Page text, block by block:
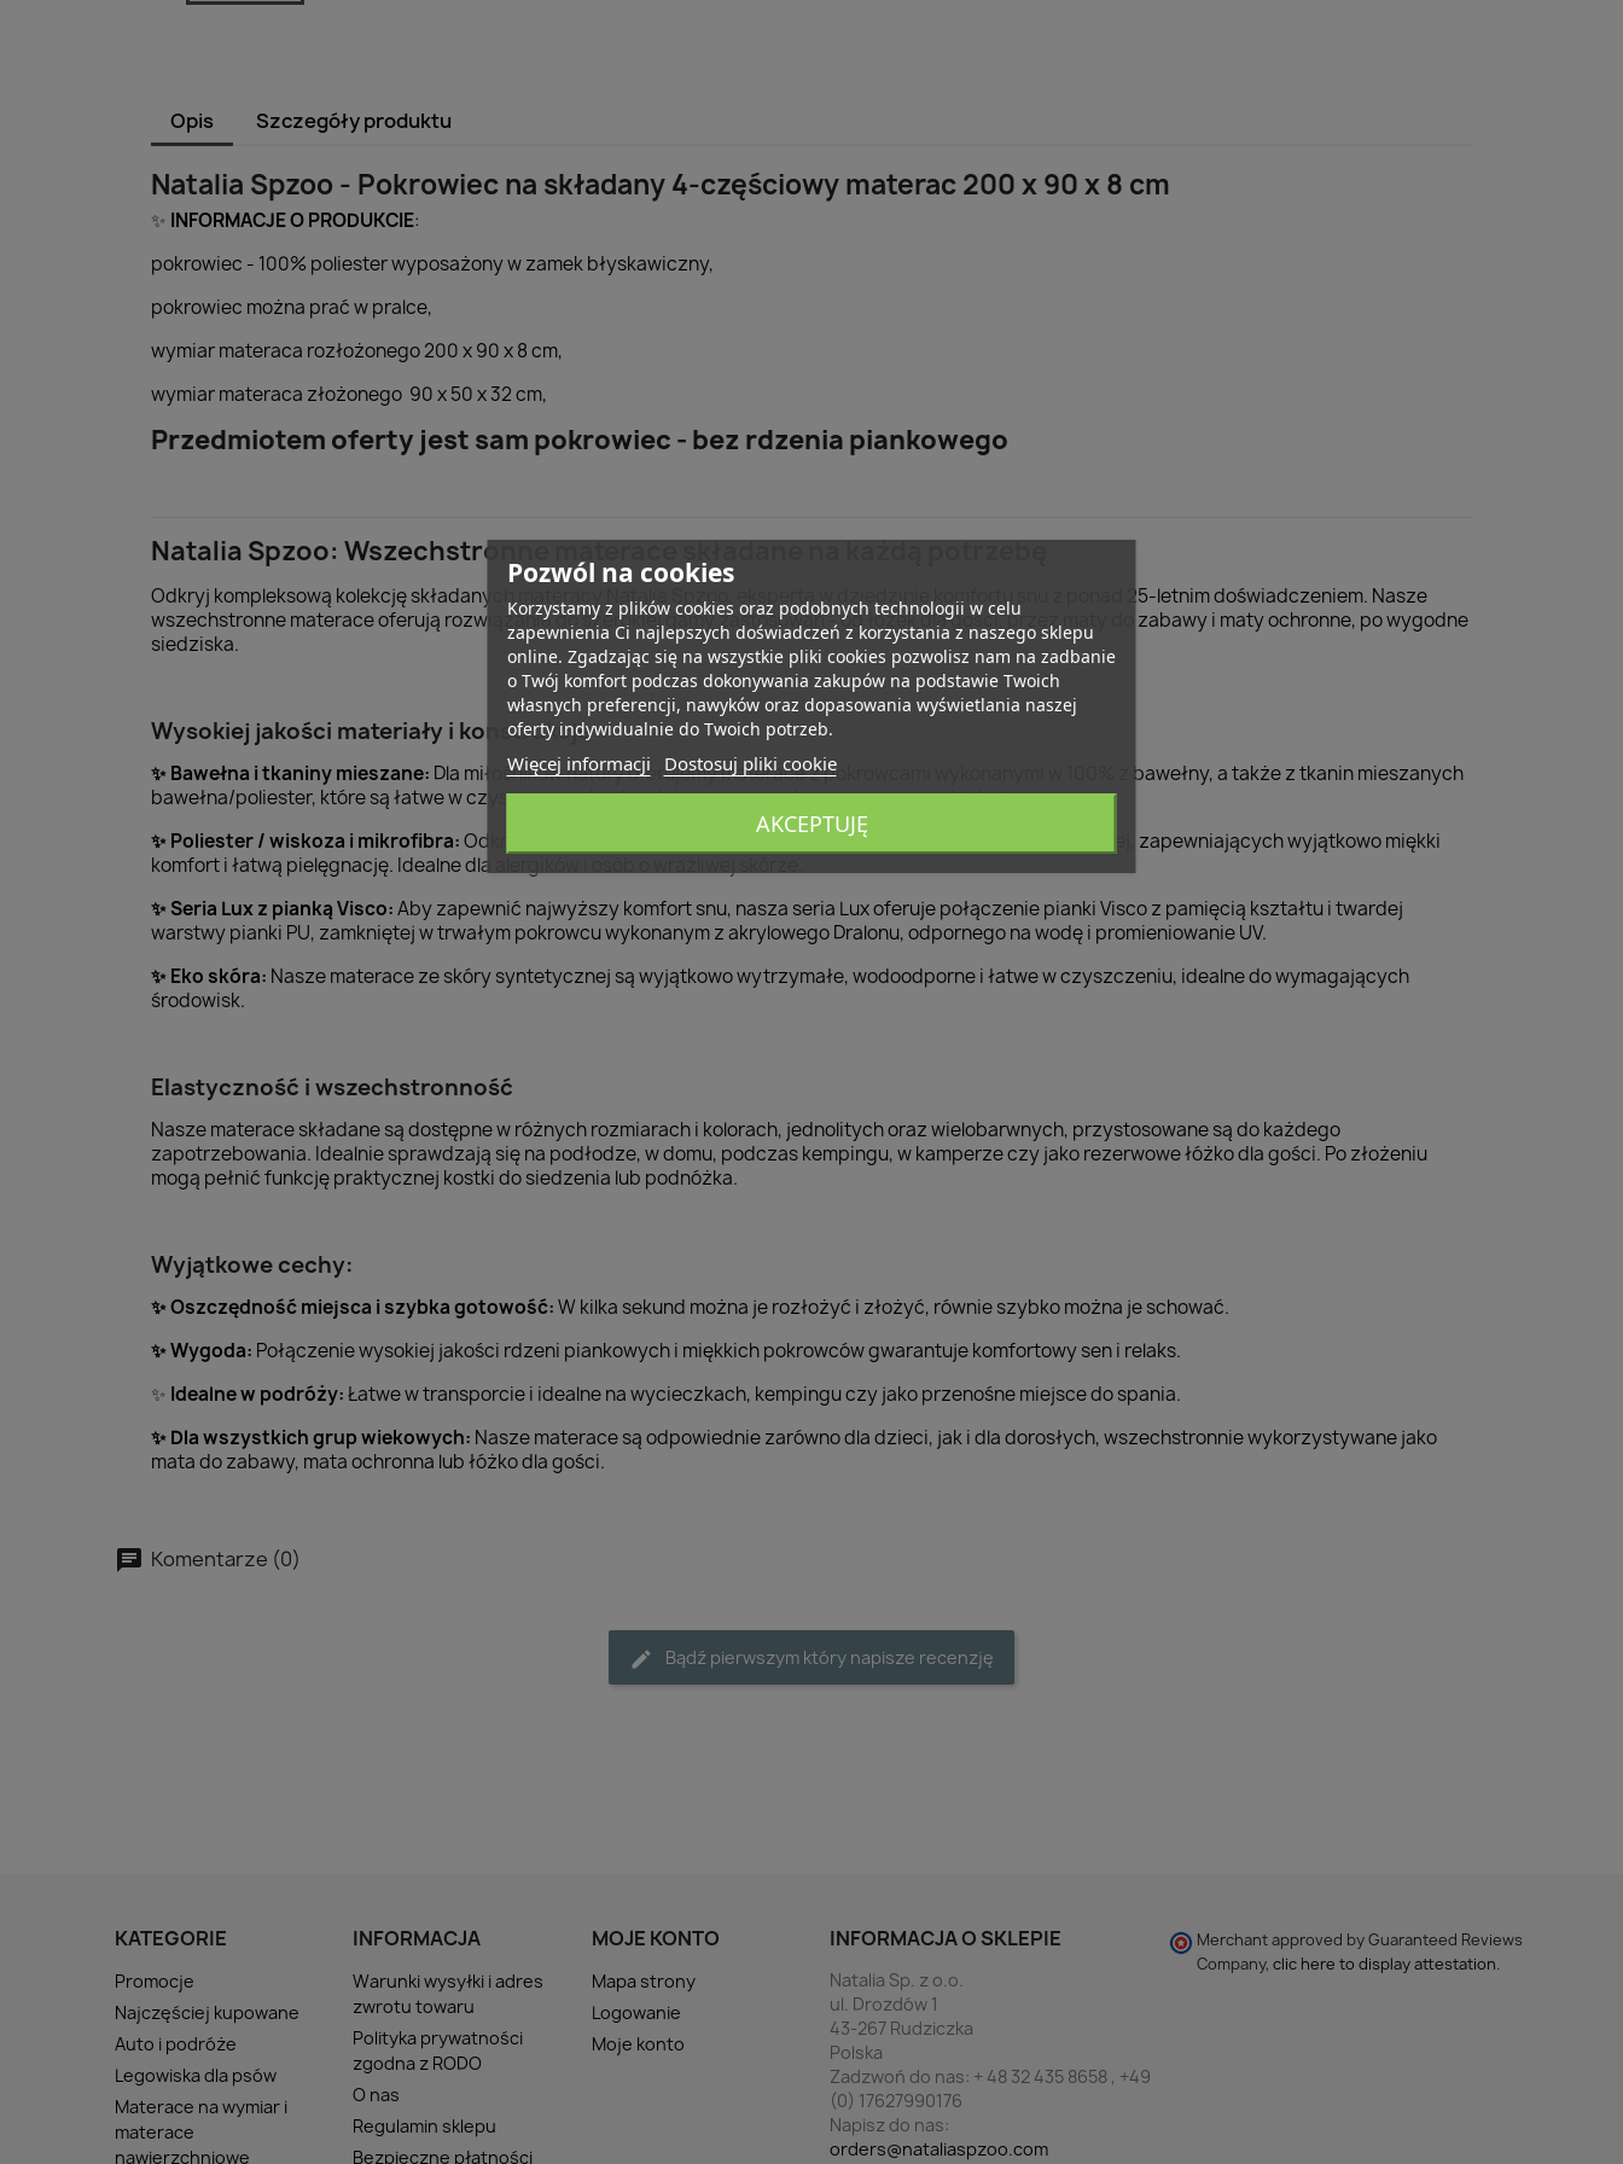
Opis Szczegóły produktu
Natalia Spzoo - Pokrowiec na składany 4-częściowy materac 200 x 90 x 8 cm
✨ INFORMACJE O PRODUKCIE:
pokrowiec - 100% poliester wyposażony w zamek błyskawiczny,
pokrowiec można prać w pralce,
wymiar materaca rozłożonego 200 x 90 x 8 cm,
wymiar materaca złożonego 90 x 50 x 32 cm,
Przedmiotem oferty jest sam pokrowiec - bez rdzenia piankowego
Natalia Spzoo: Wszechstronne materace składane na każdą potrzebę
Odkryj kompleksową kolekcję składanych materacy Natalia Spzoo, eksperta w dziedzinie komfortu snu z ponad 25-letnim doświadczeniem. Nasze
wszechstronne materace oferują rozwiązania do szerokiej gamy zastosowań - od łóżek dla gości, przez maty do zabawy i maty ochronne, po wygodne
siedziska.
Wysokiej jakości materiały i konstrukcje
✨ Bawełna i tkaniny mieszane: Dla miłośników natury oferujemy materace z pokrowcami wykonanymi w 100% z bawełny, a także z tkanin mieszanych
bawełna/poliester, które są łatwe w czyszczeniu dzięki zdejmowanym pokrowcom na zamek błyskawiczny.
✨ Poliester / wiskoza i mikrofibra:Odkryj naszą ofertę materacy wykonanych w 100% z mikrofibry poliestrowej, zapewniających wyjątkowo miękki
komfort i łatwą pielęgnację. Idealne dla alergików i osób o wrażliwej skórze.
✨Seria Lux z pianką Visco:Aby zapewnić najwyższy komfort snu, nasza seria Lux oferuje połączenie pianki Visco z pamięcią kształtu i twardej
warstwy pianki PU, zamkniętej w trwałym pokrowcu wykonanym z akrylowego Dralonu, odpornego na wodę i promieniowanie UV.
✨ Eko skóra: Nasze materace ze skóry syntetycznej są wyjątkowo wytrzymałe, wodoodporne i łatwe w czyszczeniu, idealne do wymagających
środowisk.
Elastyczność i wszechstronność
Nasze materace składane są dostępne w różnych rozmiarach i kolorach, jednolitych oraz wielobarwnych, przystosowane są do każdego
zapotrzebowania. Idealnie sprawdzają się na podłodze, w domu, podczas kempingu, w kamperze czy jako rezerwowe łóżko dla gości. Po złożeniu
mogą pełnić funkcję praktycznej kostki do siedzenia lub podnóżka.
Wyjątkowe cechy:
✨Oszczędność miejsca i szybka gotowość:W kilka sekund można je rozłożyć i złożyć, równie szybko można je schować.
✨Wygoda: Połączenie wysokiej jakości rdzeni piankowych i miękkich pokrowców gwarantuje komfortowy sen i relaks.
✨ Idealne w podróży:Łatwe w transporcie i idealne na wycieczkach, kempingu czy jako przenośne miejsce do spania.
✨ Dla wszystkich grup wiekowych: Nasze materace są odpowiednie zarówno dla dzieci, jak i dla dorosłych, wszechstronnie wykorzystywane jako
mata do zabawy, mata ochronna lub łóżko dla gości.
Komentarze (0)
Bądź pierwszym który napisze recenzję
KATEGORIE
Promocje
Najczęściej kupowane
Auto i podróże
Legowiska dla psów
Materace na wymiar i
materace
nawierzchniowe
INFORMACJA
Warunki wysyłki i adres
zwrotu towaru
Polityka prywatności
zgodna z RODO
O nas
Regulamin sklepu
Bezpieczne płatności
MOJE KONTO
Mapa strony
Logowanie
Moje konto
INFORMACJA O SKLEPIE
Natalia Sp. z o.o.
ul. Drozdów 1
43-267 Rudziczka
Polska
Zadzwoń do nas: + 48 32 435 8658 , +49
(0) 17627990176
Napisz do nas:
orders@nataliaspzoo.com
Merchant approved by Guaranteed Reviews
Company, clic here to display attestation.
Pozwól na cookies
Korzystamy z plików cookies oraz podobnych technologii w celu
zapewnienia Ci najlepszych doświadczeń z korzystania z naszego sklepu
online. Zgadzając się na wszystkie pliki cookies pozwolisz nam na zadbanie
o Twój komfort podczas dokonywania zakupów na podstawie Twoich
własnych preferencji, nawyków oraz dopasowania wyświetlania naszej
oferty indywidualnie do Twoich potrzeb.
Więcej informacji Dostosuj pliki cookie
AKCEPTUJĘ